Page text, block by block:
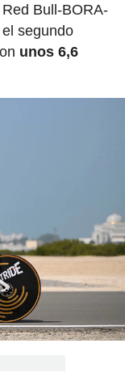
Bull-BORA-
segundo
unos 6,6